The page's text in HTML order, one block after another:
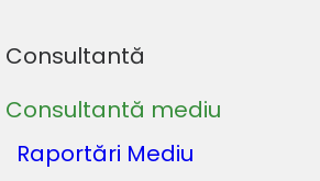
Consultantă
Consultantă mediu
Raportări Mediu